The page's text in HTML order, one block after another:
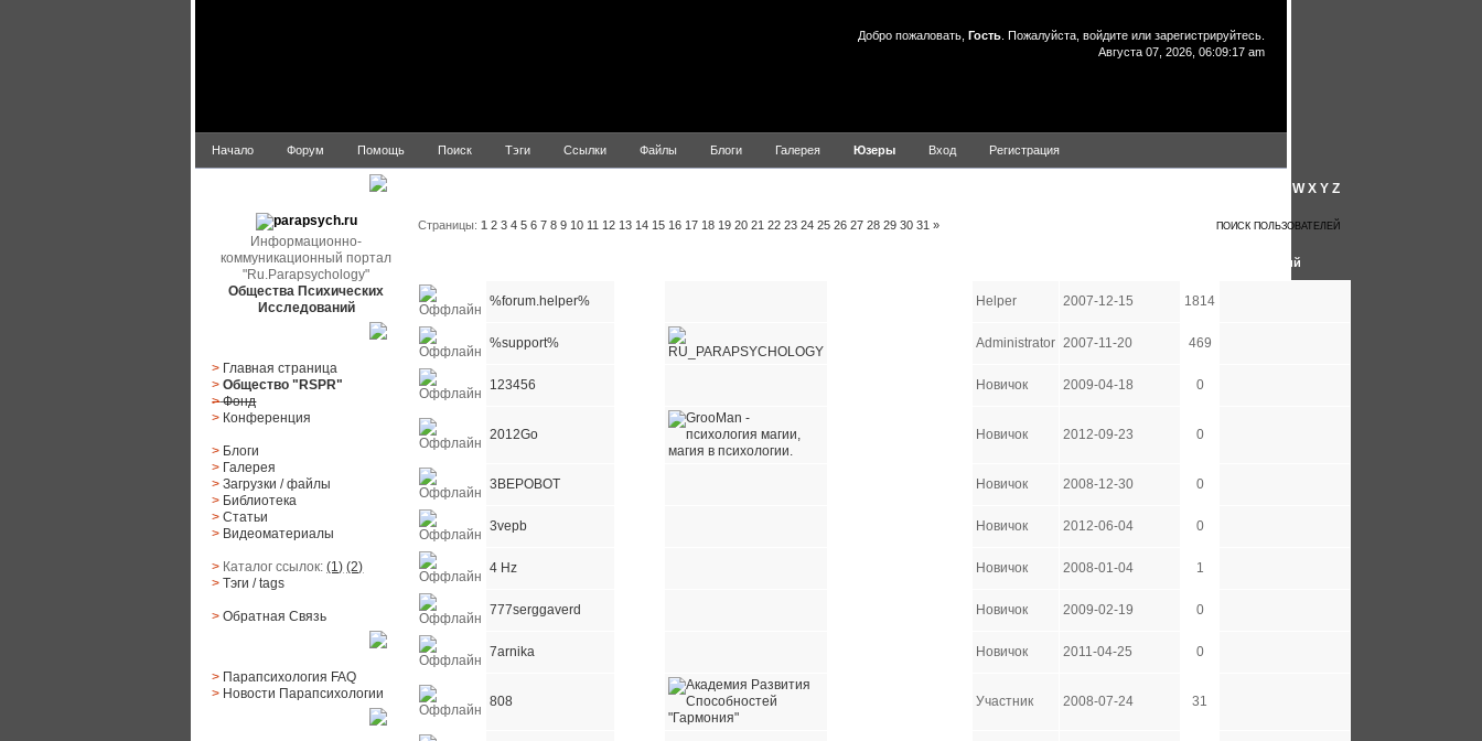
Добро пожаловать, Гость . Пожалуйста, войдите или зарегистрируйтесь
Августа 07, 2026, 06:09:17 am
Начало Форум Помощь Поиск Тэги Ссылки Файлы Блоги Галерея Юзеры Вход Регистрация
Информационно-
коммуникационный портал
"Ru.Parapsychology"
Общества Психических
Исследований
> Главная страница
> Общество "RSPR"
> Фонд
> Конференция
> Блоги
> Галерея
> Загрузки/файлы
> Библиотека
> Статьи
> Видеоматериалы
> Каталог ссылок:(1) (2)
> Тэги/ tags
> Обратная Cвязь
> Парапсихология FAQ
> Новости Парапсихологии
W X Y Z
ПОИСК ПОЛЬЗОВАТЕЛЕЙ
Страницы:1 2 3 4 5 6 7 8 9 10 11 12 13 14 15 16 17 18 19 20 21 22 23 24 25 26 27 28 29 30 31 »
Сообщений
%forum.helper% Helper 2007-12-15 1814
%support% Administrator 2007-11-20 469
123456 Новичок 2009-04-18 0
2012Go Новичок 2012-09-23 0
3BEPOBOT Новичок 2008-12-30 0
3vepb Новичок 2012-06-04 0
4 Hz Новичок 2008-01-04 1
777serggaverd Новичок 2009-02-19 0
7arnika Новичок 2011-04-25 0
808 Участник 2008-07-24 31